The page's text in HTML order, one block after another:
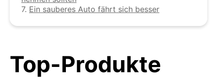
7. Ein sauberes Auto fährt sich besser
Top-Produkte